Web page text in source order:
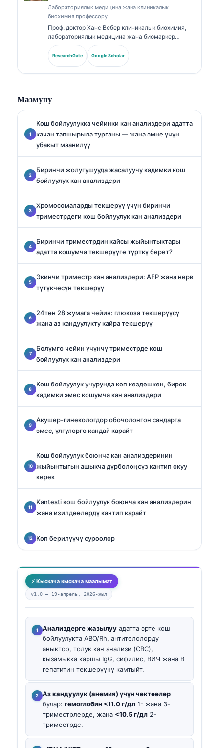
Лабораториялык медицина жана клиникалык
биохимия профессору
Проф. доктор Ханс Вебер клиникалык биохимия,
лабораториялык медицина жана биомаркер
изилдөөлөрү боюнча 30+ жылдык тажрыйбага ээ.
Германиянын Клиникалык химия коомунун
мурдагы президенти, ал диагностикалык
адистешкен.
ResearchGate Google Scholar
Мазмуну
Кош бойлуулукка чейинки кан анализдери адатта
качан тапшырыла турганы — жана эмне үчүн
убакыт маанилүү
Биринчи жолугушууда жасалуучу кадимки кош
бойлуулук кан анализдери
Хромосомаларды текшерүү үчүн биринчи
триместрдеги кош бойлуулук кан анализдери
Биринчи триместрдин кайсы жыйынтыктары
адатта кошумча текшерүүгө түрткү берет?
Экинчи триместр кан анализдери: AFP жана нерв
түтүкчөсүн текшерүү
24төн 28 жумага чейин: глюкоза текшерүүсү
жана аз кандуулукту кайра текшерүү
Бөлүмгө чейин үчүнчү триместрде кош
бойлуулук кан анализдери
Кош бойлуулук учурунда көп кездешкен, бирок
кадимки эмес кошумча кан анализдери
Акушер-гинекологдор обочолонгон сандарга
эмес, үлгүлөргө кандай карайт
Кош бойлуулук боюнча кан анализдеринин
жыйынтыгын ашыкча дүрбөлөңсүз кантип окуу
керек
Kantesti кош бойлуулук боюнча кан анализдерин
жана изилдөөлөрдү кантип карайт
Көп берилүүчү суроолор
⚡ Кыскача кыскача маалымат
v1.0 — 19-апрель, 2026-жыл
Анализдерге жазылуу адатта эрте кош
бойлуулукта ABO/Rh, антителолорду
аныктоо, толук кан анализи (CBC),
кызамыкка каршы IgG, сифилис, ВИЧ жана В
гепатитин текшерүүнү камтыйт.
Аз кандуулук (анемия) үчүн чектөөлөр
булар: гемоглобин <11.0 г/дл 1- жана 3-
триместрлерде, жана <10.5 г/дл 2-
триместрде.